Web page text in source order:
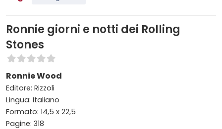
Ronnie giorni e notti dei Rolling
Stones
Ronnie Wood
Editore: Rizzoli
Lingua: Italiano
Formato: 14,5 x 22,5
Pagine: 318